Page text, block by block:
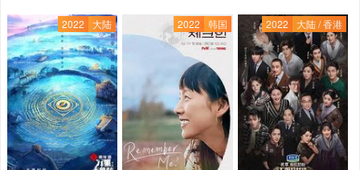
2022 大陆 2022 韩国 2022 大陆 / 香港